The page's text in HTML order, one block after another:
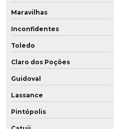
Maravilhas
Inconfidentes
Toledo
Claro dos Poções
Guidoval
Lassance
Pintópolis